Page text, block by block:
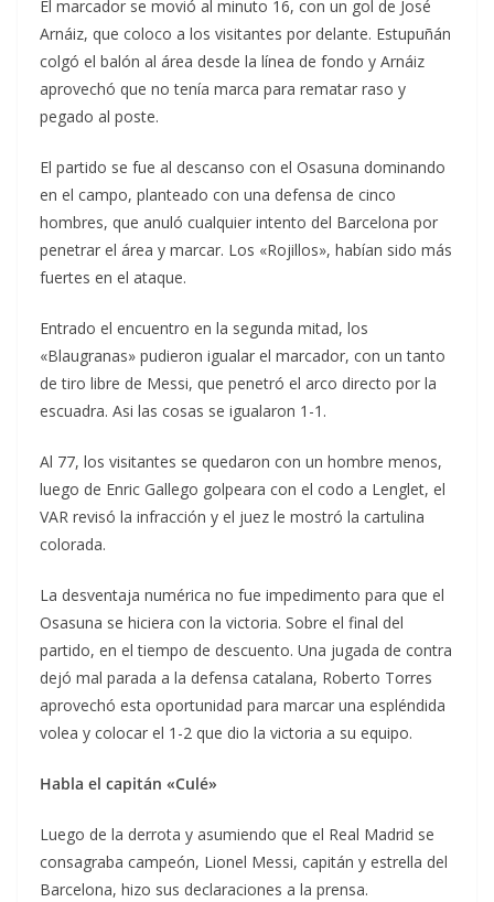
El marcador se movió al minuto 16, con un gol de José
Arnáiz, que coloco a los visitantes por delante. Estupuñán
colgó el balón al área desde la línea de fondo y Arnáiz
aprovechó que no tenía marca para rematar raso y
pegado al poste.
El partido se fue al descanso con el Osasuna dominando
en el campo, planteado con una defensa de cinco
hombres, que anuló cualquier intento del Barcelona por
penetrar el área y marcar. Los «Rojillos», habían sido más
fuertes en el ataque.
Entrado el encuentro en la segunda mitad, los
«Blaugranas» pudieron igualar el marcador, con un tanto
de tiro libre de Messi, que penetró el arco directo por la
escuadra. Asi las cosas se igualaron 1-1.
Al 77, los visitantes se quedaron con un hombre menos,
luego de Enric Gallego golpeara con el codo a Lenglet, el
VAR revisó la infracción y el juez le mostró la cartulina
colorada.
La desventaja numérica no fue impedimento para que el
Osasuna se hiciera con la victoria. Sobre el final del
partido, en el tiempo de descuento. Una jugada de contra
dejó mal parada a la defensa catalana, Roberto Torres
aprovechó esta oportunidad para marcar una espléndida
volea y colocar el 1-2 que dio la victoria a su equipo.
Habla el capitán «Culé»
Luego de la derrota y asumiendo que el Real Madrid se
consagraba campeón, Lionel Messi, capitán y estrella del
Barcelona, hizo sus declaraciones a la prensa.